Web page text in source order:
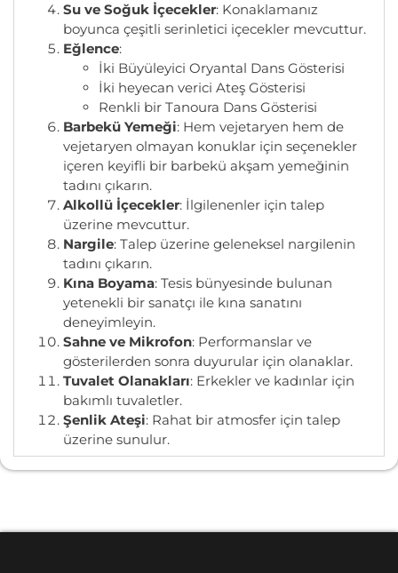
Su ve Soğuk İçecekler: Konaklamanız
boyunca çeşitli serinletici içecekler mevcuttur.
Eğlence:
İki Büyüleyici Oryantal Dans Gösterisi
İki heyecan verici Ateş Gösterisi
Renkli bir Tanoura Dans Gösterisi
Barbekü Yemeği: Hem vejetaryen hem de
vejetaryen olmayan konuklar için seçenekler
içeren keyifli bir barbekü akşam yemeğinin
tadını çıkarın.
Alkollü İçecekler: İlgilenenler için talep
üzerine mevcuttur.
Nargile: Talep üzerine geleneksel nargilenin
tadını çıkarın.
Kına Boyama: Tesis bünyesinde bulunan
yetenekli bir sanatçı ile kına sanatını
deneyimleyin.
Sahne ve Mikrofon: Performanslar ve
gösterilerden sonra duyurular için olanaklar.
Tuvalet Olanakları: Erkekler ve kadınlar için
bakımlı tuvaletler.
Şenlik Ateşi: Rahat bir atmosfer için talep
üzerine sunulur.